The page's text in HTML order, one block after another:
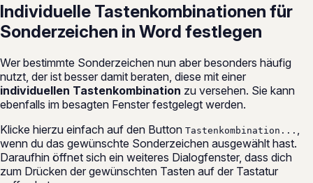
Individuelle Tastenkombinationen für
Sonderzeichen in Word festlegen
Wer bestimmte Sonderzeichen nun aber besonders häufig
nutzt, der ist besser damit beraten, diese mit einer
individuellen Tastenkombination zu versehen. Sie kann
ebenfalls im besagten Fenster festgelegt werden.
Klicke hierzu einfach auf den Button Tastenkombination...
wenn du das gewünschte Sonderzeichen ausgewählt hast.
Daraufhin öffnet sich ein weiteres Dialogfenster, dass dich
zum Drücken der gewünschten Tasten auf der Tastatur